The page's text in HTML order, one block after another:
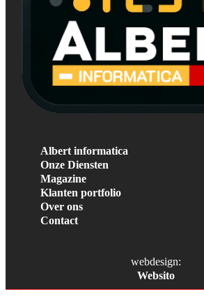
Albert informatica
Onze Diensten
Magazine
Klanten portfolio
Over ons
Contact
webdesign:
Websito